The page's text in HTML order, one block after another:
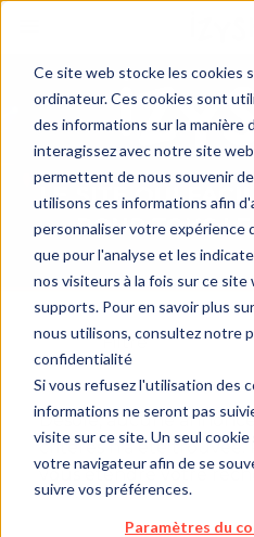
Ce site web stocke les cookies
ordinateur. Ces cookies sont
des informations sur la manière
interagissez avec notre site
permettent de nous souvenir
utilisons ces informations afin
personnaliser votre expérience
que pour l'analyse et les
nos visiteurs à la fois sur ce
supports. Pour en savoir plus
nous utilisons, consultez notre
confidentialité
Si vous refusez l'utilisation des
informations ne seront pas
visite sur ce site. Un seul cookie
votre navigateur afin de se
suivre vos préférences.
Paramètres du
Filtre
Désolé, aucune
critères n'a été
vous étendre votre